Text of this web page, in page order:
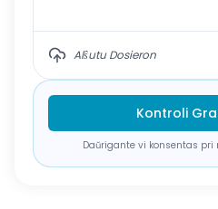
Alŝutu Dosieron
Kontroli
Daŭrigante vi konsentas pri